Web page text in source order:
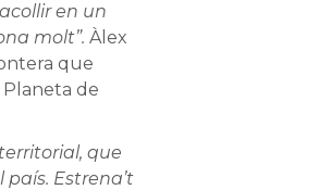
en un
molt”. Àlex
que
Planeta de
que
país. Estrena’t